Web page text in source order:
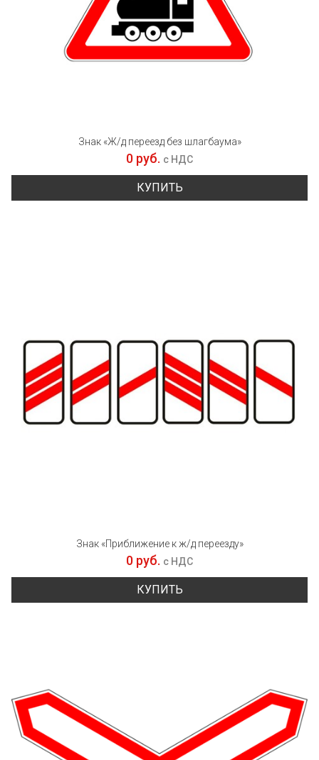
Знак «Ж/д переезд без шлагбаума»
0 руб. с НДС
КУПИТЬ
Знак «Приближение к ж/д переезду»
0 руб. с НДС
КУПИТЬ